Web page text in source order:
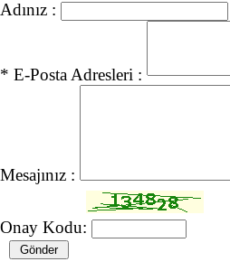
Adınız :
* E-Posta Adresleri :
Mesajınız :
Onay Kodu: